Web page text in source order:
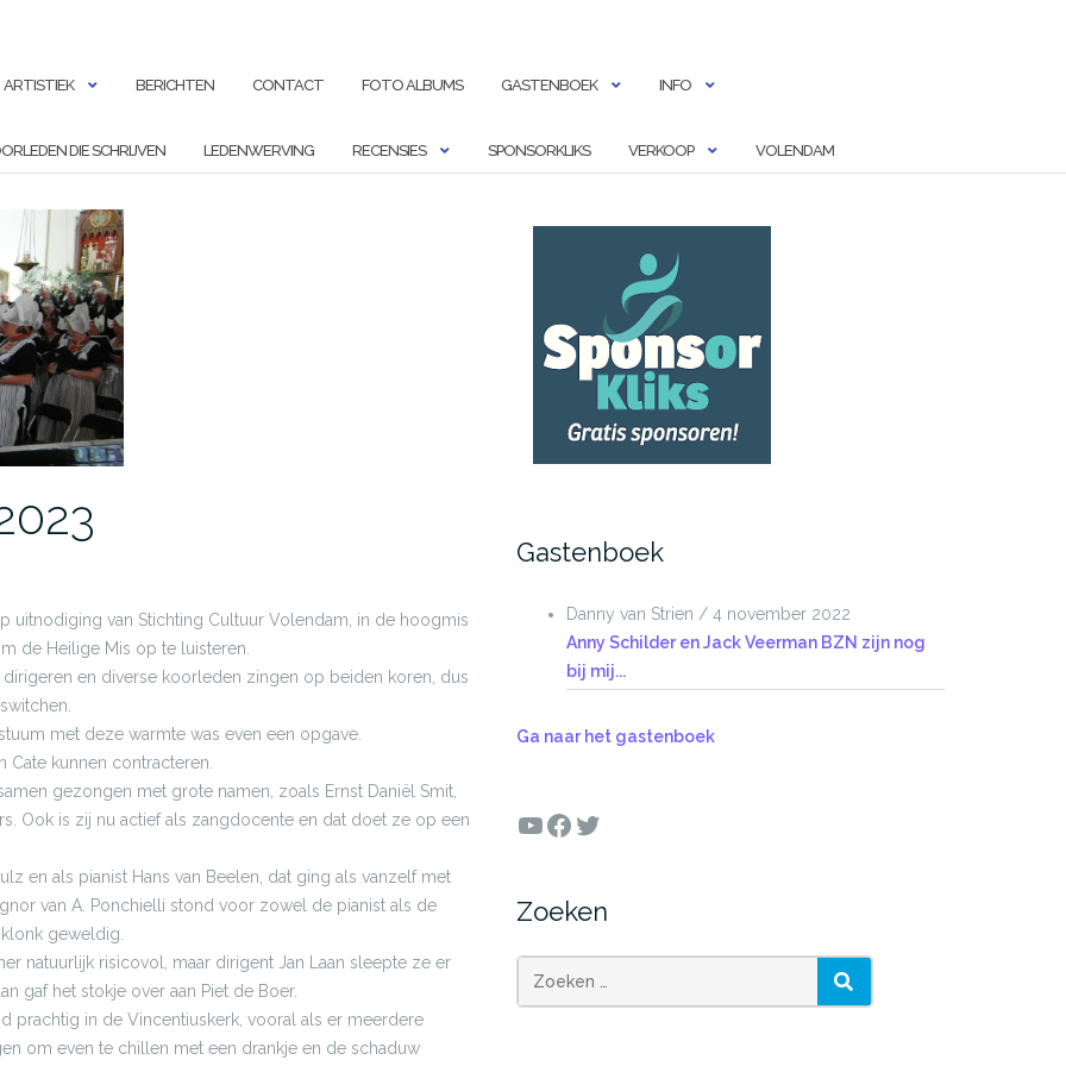
ARTISTIEK BERICHTEN CONTACT FOTO ALBUMS GASTENBOEK INFO
DIE SCHRIJVEN LEDENWERVING RECENSIES SPONSORKLIKS VERKOOP VOLENDAM
uitnodiging van Stichting Cultuur Volendam, in de hoogmis
de Heilige Mis op te luisteren.
en diverse koorleden zingen op beiden koren, dus
met deze warmte was even een opgave.
kunnen contracteren.
gezongen met grote namen, zoals Ernst Daniël Smit,
Ook is zij nu actief als zangdocente en dat doet ze op een
en als pianist Hans van Beelen, dat ging als vanzelf met
van A. Ponchielli stond voor zowel de pianist als de
geweldig.
natuurlijk risicovol, maar dirigent Jan Laan sleepte ze er
gaf het stokje over aan Piet de Boer.
prachtig in de Vincentiuskerk, vooral als er meerdere
om even te chillen met een drankje en de schaduw
Gastenboek
Danny van Strien / 4 november 2022
Anny Schilder en Jack Veerman BZN zijn nog
bij mij...
Ga naar het gastenboek
YouTube
Facebook
Twitter
Zoeken
Zoeken ZOEKEN